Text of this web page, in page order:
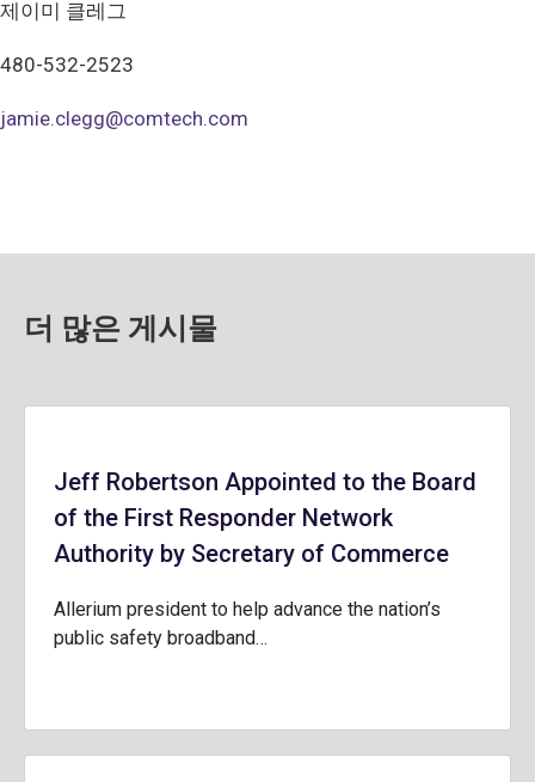
제이미 클레그
480-532-2523
jamie.clegg@comtech.com
더 많은 게시물
Jeff Robertson Appointed to the Board
of the First Responder Network
Authority by Secretary of Commerce
Allerium president to help advance the nation’s
public safety broadband…